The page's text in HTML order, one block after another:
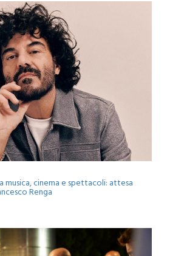
cinema e spettacoli: attesa